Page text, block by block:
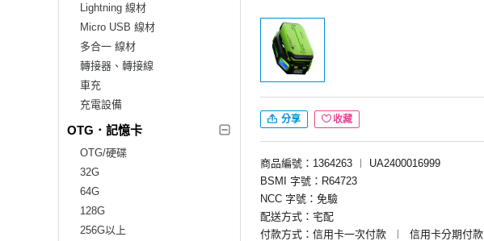
Lightning 線材
Micro USB 線材
多合一 線材
轉接器、轉接線
車充
充電設備
OTG．記憶卡
OTG/硬碟
32G
64G
128G
256G以上
分享 收藏
商品編號：1364263 ︱
UA2400016999
BSMI 字號：R64723
NCC 字號：免驗
配送方式：宅配
付款方式：信用卡一次付款
︱ 信用卡分期付款